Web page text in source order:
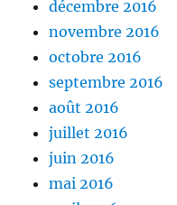
décembre 2016
novembre 2016
octobre 2016
septembre 2016
août 2016
juillet 2016
juin 2016
mai 2016